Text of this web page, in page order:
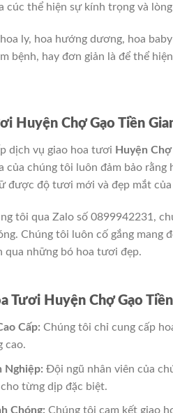
cúc thể hiện sự kính trọng và
ly, hoa hướng dương, hoa
bệnh, hay đơn giản là để thể
Huyện Chợ Gạo Tiền
dịch vụ giao hoa tươi Huyện
của chúng tôi luôn đảm bảo
được độ tươi mới và đẹp mắt của
tôi qua Zalo số 0899942231,
Chúng tôi luôn cố gắng mang
qua những bó hoa tươi đẹp.
Tươi Huyện Chợ Gạo
Cấp: Chúng tôi chỉ cung cấp
cao.
Nghiệp: Đội ngũ nhân viên của
từng dịp đặc biệt.
Chóng: Chúng tôi cam kết giao